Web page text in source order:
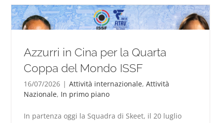
Azzurri in Cina per la Quarta
Coppa del Mondo ISSF
16/07/2026 | Attività internazionale,Attività
Nazionale, In primo piano
In partenza oggi la Squadra di Skeet, il 20 luglio